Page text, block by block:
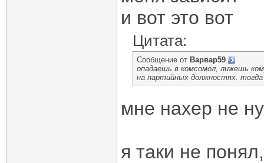
и вот это вот
Цитата:
Сообщение от Варвар59
опадаешь в комсомол, лижешь
на партийных должностях.
мне нахер не
я таки не